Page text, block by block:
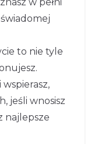
to nie tyle
wspierasz,
jeśli wnosisz
najlepsze